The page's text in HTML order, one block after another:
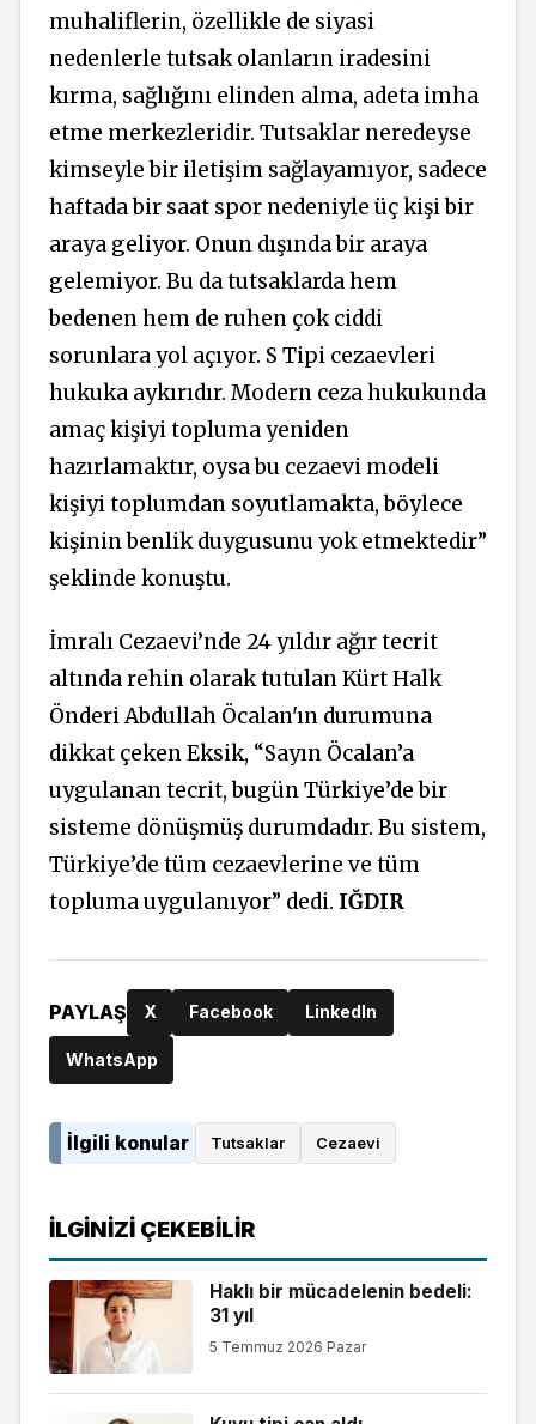
muhaliflerin, özellikle de siyasi
nedenlerle tutsak olanların iradesini
kırma, sağlığını elinden alma, adeta imha
etme merkezleridir. Tutsaklar neredeyse
kimseyle bir iletişim sağlayamıyor, sadece
haftada bir saat spor nedeniyle üç kişi bir
araya geliyor. Onun dışında bir araya
gelemiyor. Bu da tutsaklarda hem
bedenen hem de ruhen çok ciddi
sorunlara yol açıyor. S Tipi cezaevleri
hukuka aykırıdır. Modern ceza hukukunda
amaç kişiyi topluma yeniden
hazırlamaktır, oysa bu cezaevi modeli
kişiyi toplumdan soyutlamakta, böylece
kişinin benlik duygusunu yok etmektedir”
şeklinde konuştu.
İmralı Cezaevi’nde 24 yıldır ağır tecrit
altında rehin olarak tutulan Kürt Halk
Önderi Abdullah Öcalan'ın durumuna
dikkat çeken Eksik, “Sayın Öcalan’a
uygulanan tecrit, bugün Türkiye’de bir
sisteme dönüşmüş durumdadır. Bu sistem,
Türkiye’de tüm cezaevlerine ve tüm
topluma uygulanıyor” dedi. IĞDIR
PAYLAŞ X Facebook LinkedIn
WhatsApp
İlgili konular Tutsaklar Cezaevi
İLGINIZI ÇEKEBILIR
Haklı bir mücadelenin bedeli:
31 yıl
5 Temmuz 2026 Pazar